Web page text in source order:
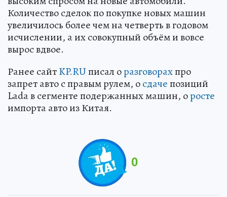
Количество сделок по покупке новых машин
увеличилось более чем на четверть в годовом
исчислении, а их совокупный объём и вовсе
вырос вдвое.
Ранее сайтKP.RUписал оразговорахпро
запрет авто с правым рулем, осдачепозиций
Lada в сегменте подержанных машин, оросте
импорта авто из Китая.
0